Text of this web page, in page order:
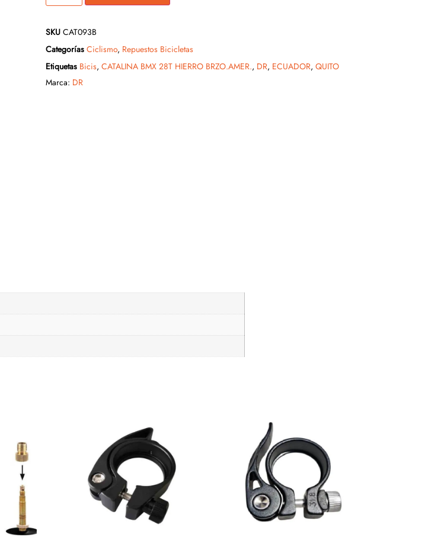
SKU CAT093B
Categorías Ciclismo, Repuestos Bicicletas
Etiquetas Bicis, CATALINA BMX 28T HIERRO BRZO.AMER., DR, ECUADOR, QUITO
Marca: DR